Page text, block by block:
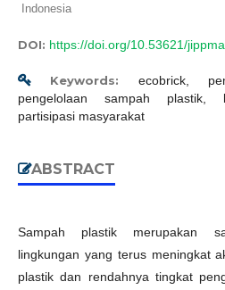
Indonesia
DOI: https://doi.org/10.53621/
Keywords: ecobrick,
pengelolaan sampah plastik,
partisipasi masyarakat
ABSTRACT
Sampah plastik merupakan
lingkungan yang terus meningkat
plastik dan rendahnya tingkat